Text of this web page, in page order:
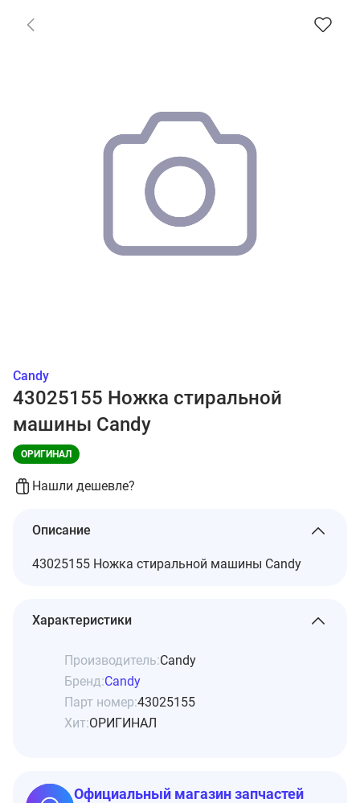
Candy
43025155 Ножка стиральной
машины Candy
ОРИГИНАЛ
Нашли дешевле?
Описание
43025155 Ножка стиральной машины Candy
Характеристики
Производитель:Candy
Бренд:Candy
Парт номер:43025155
Хит:ОРИГИНАЛ
Официальный магазин запчастей